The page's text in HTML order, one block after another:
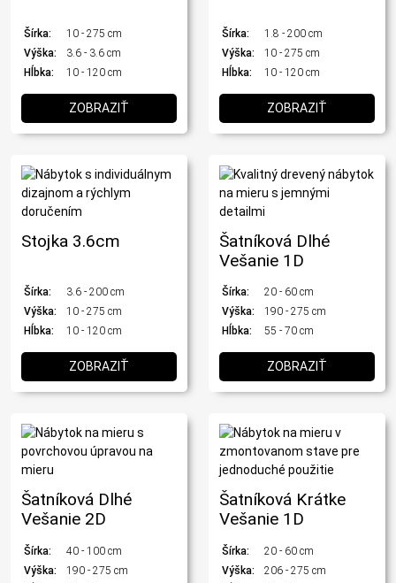
Šírka:
10 - 275 cm
Výška:
3.6 - 3.6 cm
Hĺbka:
10 - 120 cm
ZOBRAZIŤ
Šírka:
1.8 - 200 cm
Výška:
10 - 275 cm
Hĺbka:
10 - 120 cm
ZOBRAZIŤ
Stojka 3.6cm
Šírka:
3.6 - 200 cm
Výška:
10 - 275 cm
Hĺbka:
10 - 120 cm
ZOBRAZIŤ
Šatníková Dlhé
Vešanie 1D
Šírka:
20 - 60 cm
Výška:
190 - 275 cm
Hĺbka:
55 - 70 cm
ZOBRAZIŤ
Šatníková Dlhé
Vešanie 2D
Šírka:
40 - 100 cm
Výška:
190 - 275 cm
Šatníková Krátke
Vešanie 1D
Šírka:
20 - 60 cm
Výška:
206 - 275 cm